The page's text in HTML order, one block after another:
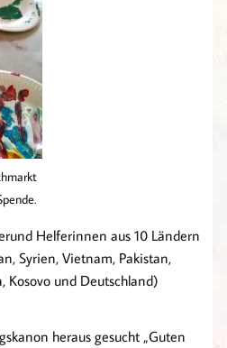
Helferinnen aus 10 Ländern
Syrien, Vietnam, Pakistan,
Kosovo und Deutschland)
heraus gesucht „Guten